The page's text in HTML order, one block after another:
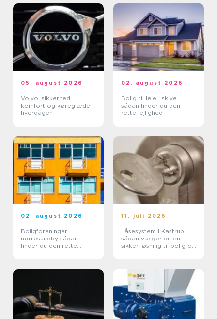
05. august 2026
Volvo: sikkerhed,
komfort og køreglæde i
hverdagen
02. august 2026
Bolig til leje i skive
sådan finder du den
rette lejlighed
02. august 2026
Boligforeninger i
nørresundby sådan
finder du den rette
11. juli 2026
Låsesystem i Kastrup:
sådan vælger du en
sikker løsning til bolig og